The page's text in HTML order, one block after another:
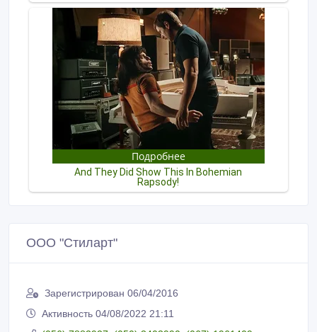
ООО "Стиларт"
Зарегистрирован 06/04/2016
Активность 04/08/2022 21:11